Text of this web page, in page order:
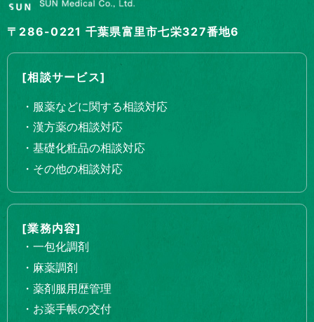
〒286-0221 千葉県富里市七栄327番地6
[相談サービス]
・服薬などに関する相談対応
・漢方薬の相談対応
・基礎化粧品の相談対応
・その他の相談対応
[業務内容]
・一包化調剤
・麻薬調剤
・薬剤服用歴管理
・お薬手帳の交付